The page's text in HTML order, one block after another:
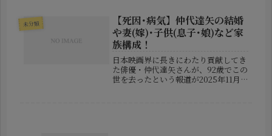
が確定していた小林竜司（こばやし・
りゅうじ）死刑囚。彼が主導したと
さ...
未分類
【死因･病気】仲代達矢の結婚
や妻(嫁)･子供(息子･娘)など家
族構成！
日本映画界に長きにわたり貢献してき
た俳優・仲代達矢さんが、92歳でこの
世を去ったという報道が2025年11月11